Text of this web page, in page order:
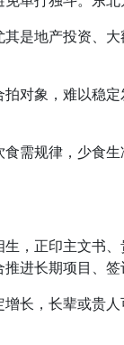
其是地产投资、
拍对象，难以稳
食需规律，少食
， 正印主文书
进长期项目、
增长，长辈或贵